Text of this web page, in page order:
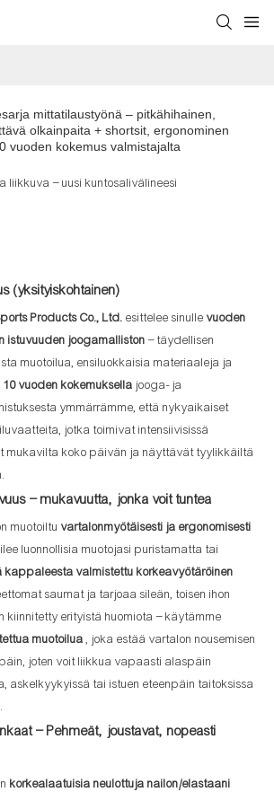
mittatilaustyönä – pitkähihainen,
olkainpaita + shortsit, ergonominen
vuoden kokemus valmistajalta
liikkuva – uusi kuntosalivälineesi
(yksityiskohtainen)
Products Co., Ltd. esittelee sinulle vuoden
istuvuuden joogamalliston – täydellisen
muotoilua, ensiluokkaisia ​​materiaaleja ja
10 vuoden kokemuksella jooga- ja
ymmärrämme, että nykyaikaiset
jotka toimivat intensiivisissä
mukavilta koko päivän ja näyttävät tyylikkäiltä
– mukavuutta, jonka voit tuntea
muotoiltu vartalonmyötäisesti ja ergonomisesti
luonnollisia muotojasi puristamatta tai
kappaleesta valmistettu korkeavyötäröinen
saumat ja tarjoaa sileän, toisen ihon
kiinnitetty erityistä huomiota – käytämme
muotoilua, joka estää vartalon nousemisen
joten voit liikkua vapaasti alaspäin
askelkyykyissä tai istuen eteenpäin taitoksissa
– Pehmeät, joustavat, nopeasti
​​korkealaatuisia neulottuja nailon/elastaani